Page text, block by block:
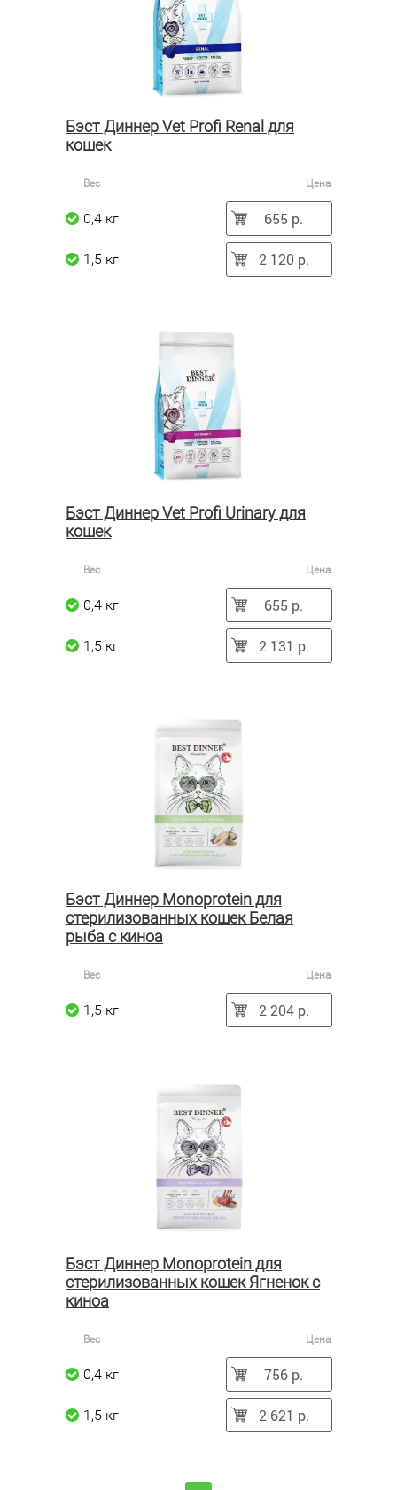
Бэст Диннер Vet Profi Renal для
кошек
Вес Цена
0,4 кг 655 р.
1,5 кг 2 120 р.
Бэст Диннер Vet Profi Urinary для
кошек
Вес Цена
0,4 кг 655 р.
1,5 кг 2 131 р.
Бэст Диннер Monoprotein для
стерилизованных кошек Белая
рыба с киноа
Вес Цена
1,5 кг 2 204 р.
Бэст Диннер Monoprotein для
стерилизованных кошек Ягненок с
киноа
Вес Цена
0,4 кг 756 р.
1,5 кг 2 621 р.